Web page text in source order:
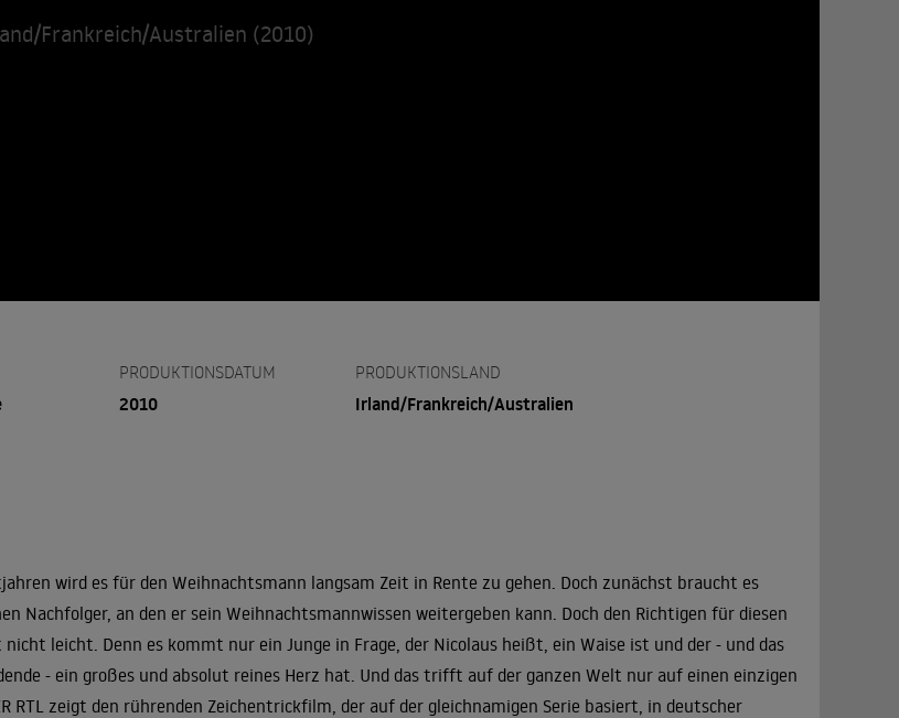
Frankreich/Australien (2010)
PRODUKTIONSDATUM
2010
PRODUKTIONSLAND
Irland/Frankreich/Australien
wird es für den Weihnachtsmann langsam Zeit in Rente zu gehen. Doch zunächst braucht es
Nachfolger, an den er sein Weihnachtsmannwissen weitergeben kann. Doch den Richtigen für diesen
leicht. Denn es kommt nur ein Junge in Frage, der Nicolaus heißt, ein Waise ist und der - und das
- ein großes und absolut reines Herz hat. Und das trifft auf der ganzen Welt nur auf einen einzigen
RTL zeigt den rührenden Zeichentrickfilm, der auf der gleichnamigen Serie basiert, in deutscher